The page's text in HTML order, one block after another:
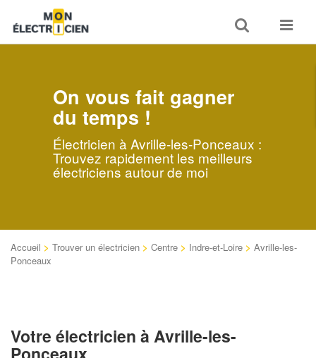
Toggle
search
Toggle
On vous fait gagner
du temps !
Électricien à Avrille-les-Ponceaux :
Trouvez rapidement les meilleurs
électriciens autour de moi
Accueil > Trouver un électricien > Centre > Indre-et-Loire > Avrille-les-
Ponceaux
Votre électricien à Avrille-les-